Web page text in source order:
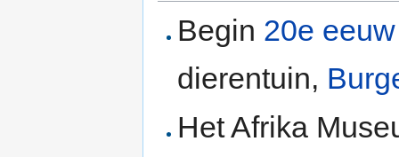
Begin 20e eeuw
dierentuin,
Het Afrika